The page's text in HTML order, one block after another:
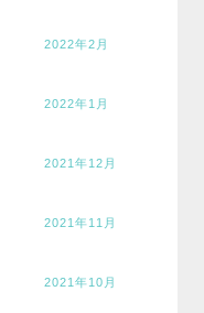
2022年2月
2022年1月
2021年12月
2021年11月
2021年10月